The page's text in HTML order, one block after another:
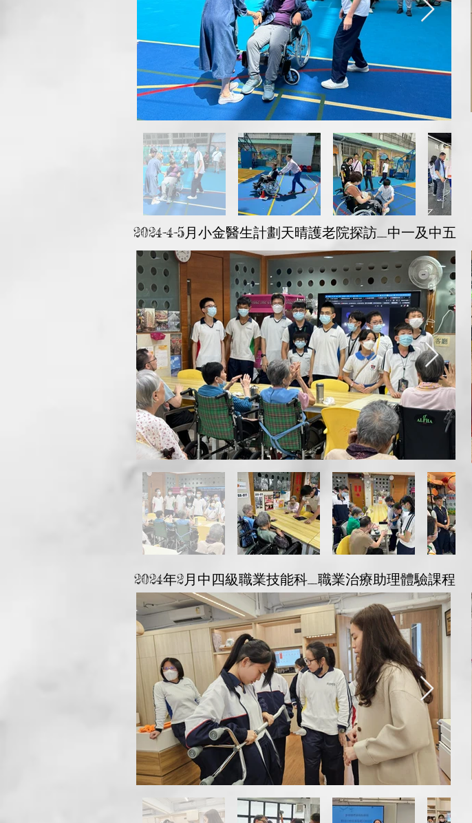
2024-4-5月小金醫生計劃天晴護老院探訪_中一及中五
2024年2月中四級職業技能科_職業治療助理體驗課程